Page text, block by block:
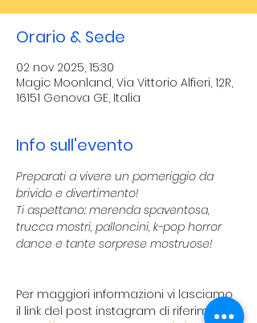
Orario & Sede
02 nov 2025, 15:30
Magic Moonland, Via Vittorio Alfieri, 12R,
16151 Genova GE, Italia
Info sull'evento
Preparati a vivere un pomeriggio da
brivido e divertimento!
Ti aspettano: merenda spaventosa,
trucca mostri, palloncini, k-pop horror
dance e tante sorprese mostruose!
Per maggiori informazioni vi lasciamo
il link del post instagram di riferimento: